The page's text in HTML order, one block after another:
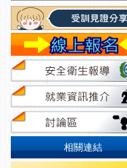
相關連結